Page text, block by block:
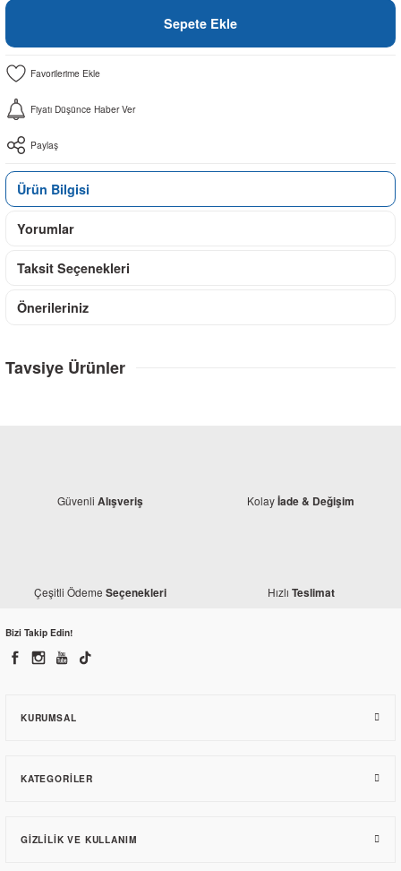
Sepete Ekle
Fiyatı Düşünce Haber Ver
Paylaş
Ürün Bilgisi
Yorumlar
Taksit Seçenekleri
Önerileriniz
Tavsiye Ürünler
Bajaj Pulsar 200 NS Debriyaj Baskı Plakası
Güvenli Alışveriş Kolayİade & Değişim
Çeşitli Ödeme Seçenekleri Hızlı Teslimat
Bizi Takip Edin!
KURUMSAL
KATEGORILER
GIZLILIK VE KULLANIM